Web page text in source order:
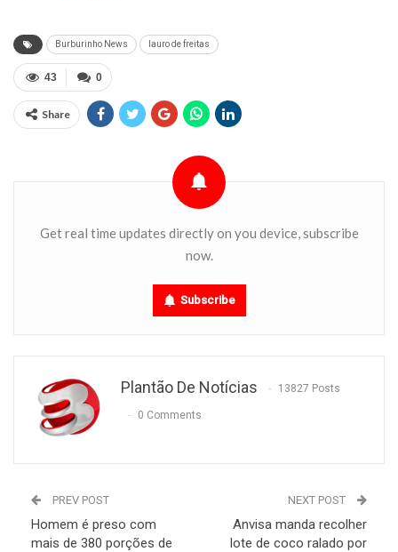
Burburinho News lauro de freitas
0
43
Share
Get real time updates directly on you device, subscribe
now.
Subscribe
Plantão De Notícias 13827 Posts
0 Comments
PREV POST
Homem é preso com
mais de 380 porções de
NEXT POST
Anvisa manda recolher
lote de coco ralado por